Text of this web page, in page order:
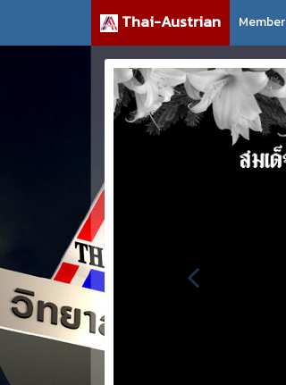
Thai-Austrian Member